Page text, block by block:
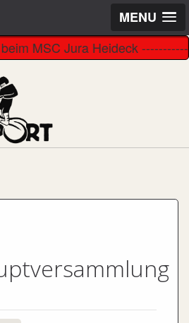
MENU
MSC Jura Heideck